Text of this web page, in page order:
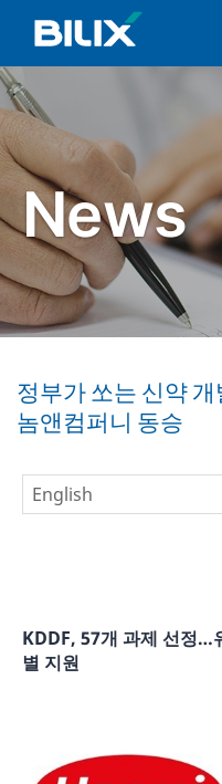
Navigation
정부가 쏘는 신약 개
놈앤컴퍼니 동승
KDDF, 57개 과제 선정…
별 지원